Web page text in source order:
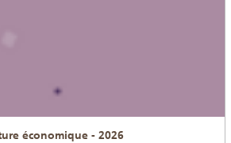
économique - 2026